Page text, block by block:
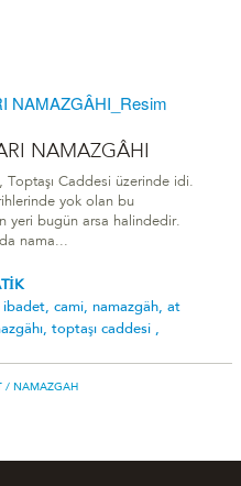
NAMAZGÂHI
Toptaşı Caddesi üzerinde idi.
yok olan bu
yeri bugün arsa halindedir.
nama...
ibadet, cami, namazgâh, at
toptaşı caddesi ,
/ NAMAZGAH